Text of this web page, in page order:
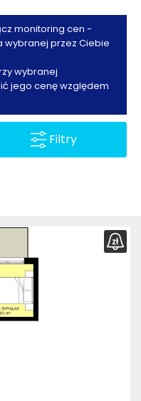
monitoring cen -
wybranej przez Ciebie
wybranej
jego cenę względem
Filtry